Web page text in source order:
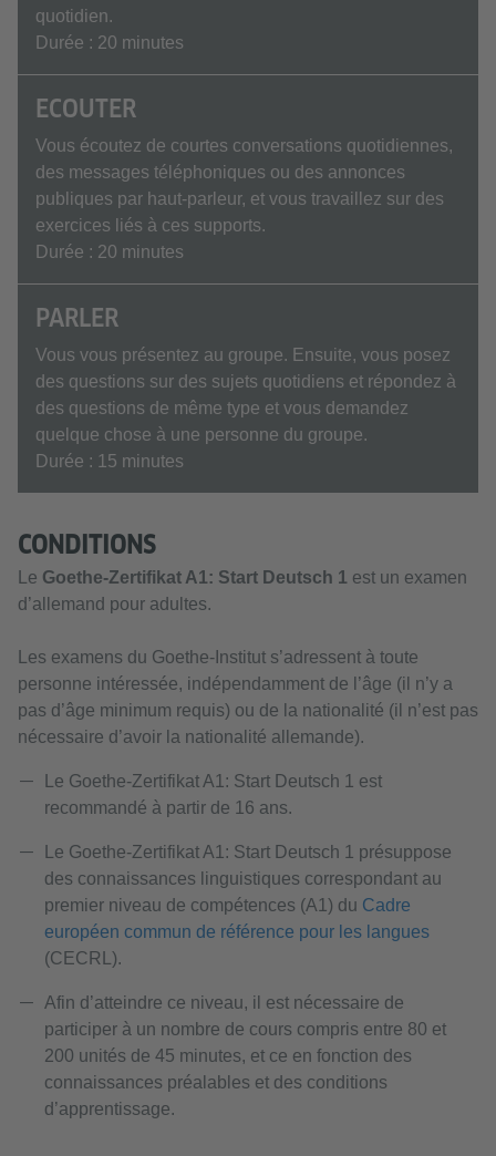
quotidien.
Durée : 20 minutes
ECOUTER
Vous écoutez de courtes conversations quotidiennes,
des messages téléphoniques ou des annonces
publiques par haut-parleur, et vous travaillez sur des
exercices liés à ces supports.
Durée : 20 minutes
PARLER
Vous vous présentez au groupe. Ensuite, vous posez
des questions sur des sujets quotidiens et répondez à
des questions de même type et vous demandez
quelque chose à une personne du groupe.
Durée : 15 minutes
CONDITIONS
Le Goethe-Zertifikat A1: Start Deutsch 1 est un examen
d’allemand pour adultes.
Les examens du Goethe-Institut s’adressent à toute
personne intéressée, indépendamment de l’âge (il n’y a
pas d’âge minimum requis) ou de la nationalité (il n’est pas
nécessaire d’avoir la nationalité allemande).
Le Goethe-Zertifikat A1: Start Deutsch 1 est
recommandé à partir de 16 ans.
Le Goethe-Zertifikat A1: Start Deutsch 1 présuppose
des connaissances linguistiques correspondant au
premier niveau de compétences (A1) du Cadre
européen commun de référence pour les langues
(CECRL).
Afin d’atteindre ce niveau, il est nécessaire de
participer à un nombre de cours compris entre 80 et
200 unités de 45 minutes, et ce en fonction des
connaissances préalables et des conditions
d’apprentissage.